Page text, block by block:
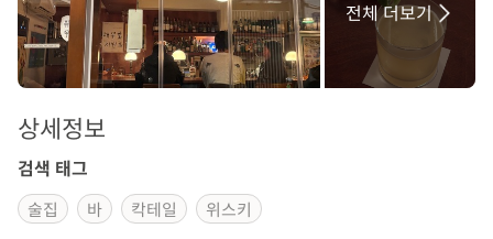
전체 더보기
상세정보
검색 태그
술집 바 칵테일 위스키